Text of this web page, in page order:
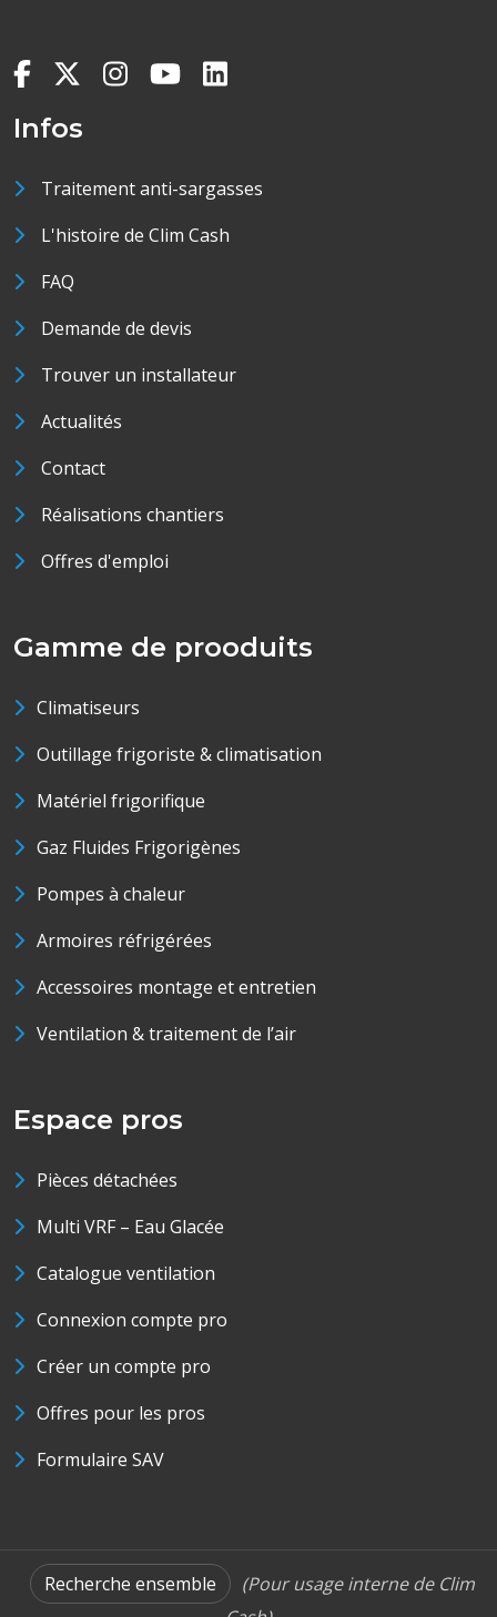
Infos
Traitement anti-sargasses
L'histoire de Clim Cash
FAQ
Demande de devis
Trouver un installateur
Actualités
Contact
Réalisations chantiers
Offres d'emploi
Gamme de prooduits
Climatiseurs
Outillage frigoriste & climatisation
Matériel frigorifique
Gaz Fluides Frigorigènes
Pompes à chaleur
Armoires réfrigérées
Accessoires montage et entretien
Ventilation & traitement de l’air
Espace pros
Pièces détachées
Multi VRF – Eau Glacée
Catalogue ventilation
Connexion compte pro
Créer un compte pro
Offres pour les pros
Formulaire SAV
Recherche ensemble
(Pour usage interne de Clim